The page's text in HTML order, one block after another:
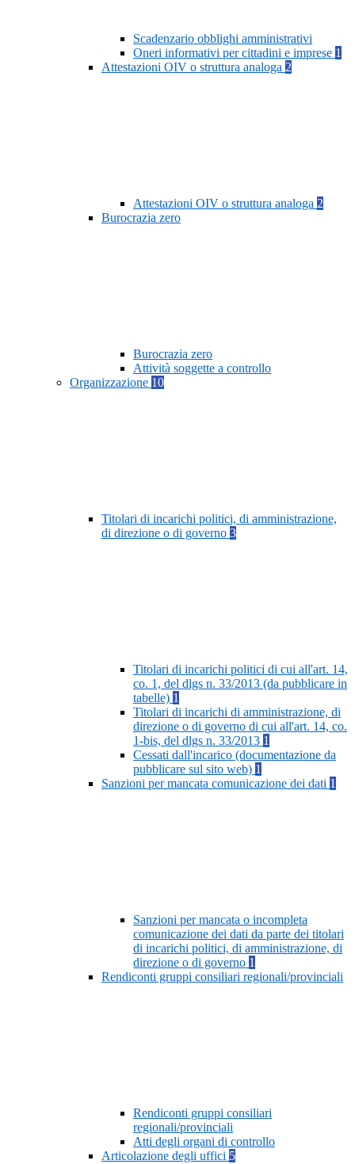
Scadenzario obblighi amministrativi
Oneri informativi per cittadini e imprese 1
Attestazioni OIV o struttura analoga 2
Attestazioni OIV o struttura analoga 2
Burocrazia zero
Burocrazia zero
Attività soggette a controllo
Organizzazione 10
Titolari di incarichi politici, di amministrazione,
di direzione o di governo 3
Titolari di incarichi politici di cui all'art. 14,
co. 1, del dlgs n. 33/2013 (da pubblicare in
tabelle) 1
Titolari di incarichi di amministrazione, di
direzione o di governo di cui all'art. 14, co.
1-bis, del dlgs n. 33/2013 1
Cessati dall'incarico (documentazione da
pubblicare sul sito web) 1
Sanzioni per mancata comunicazione dei dati 1
Sanzioni per mancata o incompleta
comunicazione dei dati da parte dei titolari
di incarichi politici, di amministrazione, di
direzione o di governo 1
Rendiconti gruppi consiliari regionali/provinciali
Rendiconti gruppi consiliari
regionali/provinciali
Atti degli organi di controllo
Articolazione degli uffici 5